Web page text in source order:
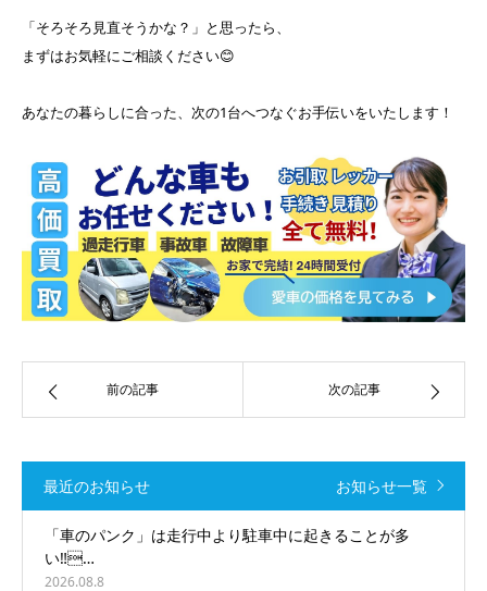
「そろそろ見直そうかな？」と思ったら、
まずはお気軽にご相談ください😊
あなたの暮らしに合った、次の1台へつなぐお手伝いをいたします！
前の記事 次の記事
最近のお知らせ お知らせ一覧
「車のパンク」は走行中より駐車中に起きることが多
い‼️…
2026.08.8